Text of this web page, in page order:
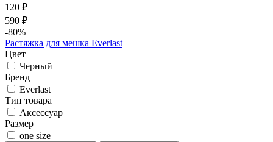
120 ₽
590 ₽
-80%
Растяжка для мешка Everlast
Цвет
Черный
Бренд
Everlast
Тип товара
Аксессуар
Размер
one size